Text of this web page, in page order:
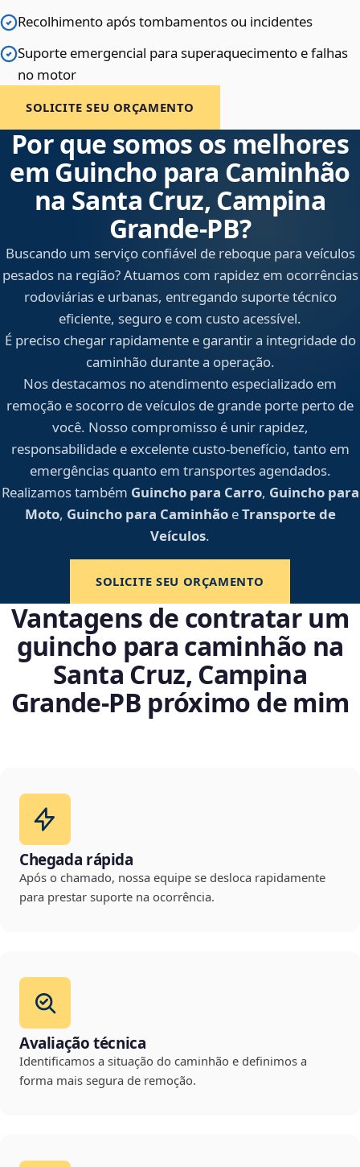
Recolhimento após tombamentos ou incidentes
Suporte emergencial para superaquecimento e falhas
no motor
SOLICITE SEU ORÇAMENTO
Por que somos os melhores
em Guincho para Caminhão
na Santa Cruz, Campina
Grande‑PB?
Buscando um serviço confiável de reboque para veículos
pesados na região? Atuamos com rapidez em ocorrências
rodoviárias e urbanas, entregando suporte técnico
eficiente, seguro e com custo acessível.
É preciso chegar rapidamente e garantir a integridade do
caminhão durante a operação.
Nos destacamos no atendimento especializado em
remoção e socorro de veículos de grande porte perto de
você. Nosso compromisso é unir rapidez,
responsabilidade e excelente custo-benefício, tanto em
emergências quanto em transportes agendados.
Realizamos também Guincho para Carro, Guincho para
Moto, Guincho para CaminhãoeTransporte de
Veículos.
SOLICITE SEU ORÇAMENTO
Vantagens de contratar um
guincho para caminhão na
Santa Cruz, Campina
Grande‑PB próximo de mim
Chegada rápida
Após o chamado, nossa equipe se desloca rapidamente
para prestar suporte na ocorrência.
Avaliação técnica
Identificamos a situação do caminhão e definimos a
forma mais segura de remoção.